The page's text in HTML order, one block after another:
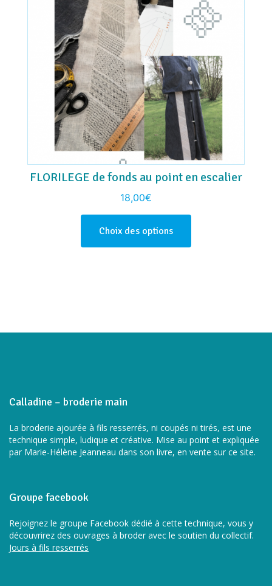
FLORILEGE de fonds au point en escalier
18,00€
Choix des options
Calladine – broderie main
La broderie ajourée à fils resserrés, ni coupés ni tirés, est une
technique simple, ludique et créative. Mise au point et expliquée
par Marie-Hélène Jeanneau dans son livre, en vente sur ce site.
Groupe facebook
Rejoignez le groupe Facebook dédié à cette technique, vous y
découvrirez des ouvrages à broder avec le soutien du collectif.
Jours à fils resserrés